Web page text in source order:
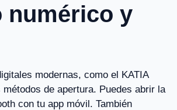
numérico y
modernas, como el KATIA
de apertura. Puedes abrir la
con tu app móvil. También